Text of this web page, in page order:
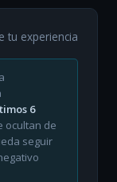
tu experiencia
6
ocultan de
seguir